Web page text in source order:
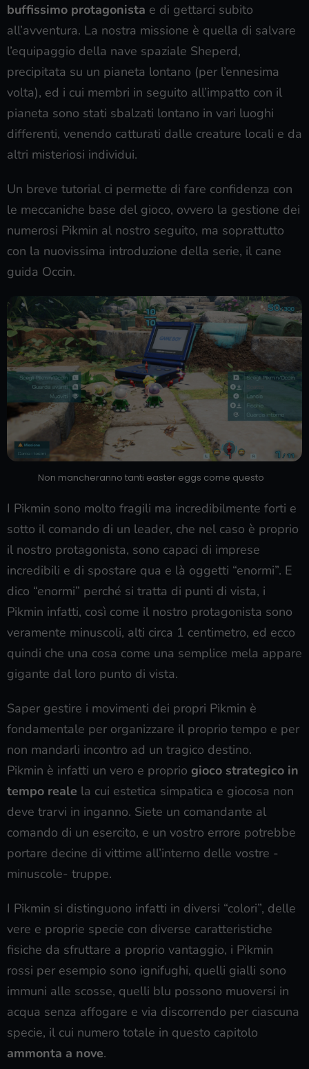
buffissimo protagonista e di gettarci subito
all’avventura. La nostra missione è quella di salvare
l’equipaggio della nave spaziale Sheperd,
precipitata su un pianeta lontano (per l’ennesima
volta), ed i cui membri in seguito all’impatto con il
pianeta sono stati sbalzati lontano in vari luoghi
differenti, venendo catturati dalle creature locali e da
altri misteriosi individui.
Un breve tutorial ci permette di fare confidenza con
le meccaniche base del gioco, ovvero la gestione dei
numerosi Pikmin al nostro seguito, ma soprattutto
con la nuovissima introduzione della serie, il cane
guida Occin.
Non mancheranno tanti easter eggs come questo
I Pikmin sono molto fragili ma incredibilmente forti e
sotto il comando di un leader, che nel caso è proprio
il nostro protagonista, sono capaci di imprese
incredibili e di spostare qua e là oggetti “enormi”. E
dico “enormi” perché si tratta di punti di vista, i
Pikmin infatti, così come il nostro protagonista sono
veramente minuscoli, alti circa 1 centimetro, ed ecco
quindi che una cosa come una semplice mela appare
gigante dal loro punto di vista.
Saper gestire i movimenti dei propri Pikmin è
fondamentale per organizzare il proprio tempo e per
non mandarli incontro ad un tragico destino.
Pikmin è infatti un vero e proprio gioco strategico in
tempo reale la cui estetica simpatica e giocosa non
deve trarvi in inganno. Siete un comandante al
comando di un esercito, e un vostro errore potrebbe
portare decine di vittime all’interno delle vostre -
minuscole- truppe.
I Pikmin si distinguono infatti in diversi “colori”, delle
vere e proprie specie con diverse caratteristiche
fisiche da sfruttare a proprio vantaggio, i Pikmin
rossi per esempio sono ignifughi, quelli gialli sono
immuni alle scosse, quelli blu possono muoversi in
acqua senza affogare e via discorrendo per ciascuna
specie, il cui numero totale in questo capitolo
ammonta a nove.